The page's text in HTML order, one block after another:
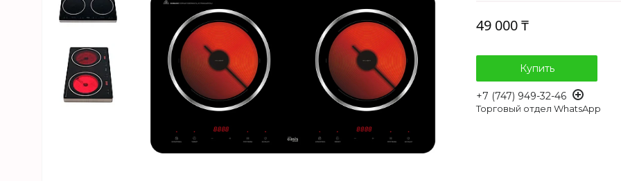
49 000 ₸
Купить
+7 (747) 949-32-46
Торговый отдел WhatsApp